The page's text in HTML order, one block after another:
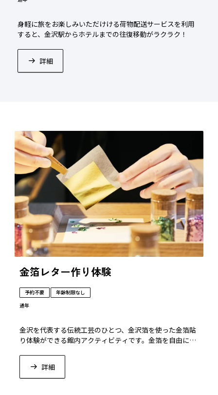
身軽に旅をお楽しみいただけける荷物配送サービスを利用
すると、金沢駅からホテルまでの往復移動がラクラク！
詳細
金箔レター作り体験
予約不要
年齢制限なし
通年
金沢を代表する伝統工芸のひとつ、金沢箔を使った金箔貼
り体験ができる館内アクティビティです。金箔を自由にア
詳細